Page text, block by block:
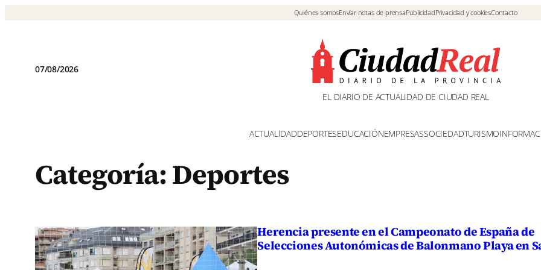
Quiénes somosEnviar notas de prensaPublicidadPrivacidad y cookiesContacto
07/08/2026
EL DIARIO DE ACTUALIDAD DE CIUDAD REAL
ACTUALIDADDEPORTESEDUCACIÓNEMPRESASSOCIEDADTURISMO
Categoría:Deportes
Herencia presente en el Campeonato de España de
Selecciones Autonómicas de Balonmano Playa en